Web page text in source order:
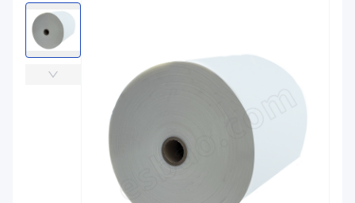
221330
热收缩
￥10.1531
商品参数
商品分类
150
150
805、785
805、785